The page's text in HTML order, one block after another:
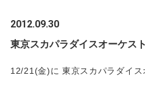
2012.09.30
東京スカパラダイスオーケス
12/21(金)に 東京スカパラダイ